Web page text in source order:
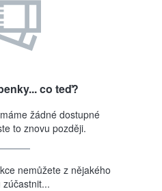
co teď?
žádné dostupné
to znovu později.
nemůžete z nějakého
zúčastnit...